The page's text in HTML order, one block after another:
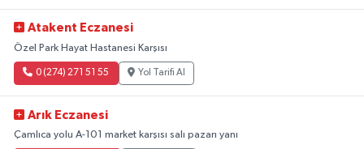
Atakent Eczanesi
Özel Park Hayat Hastanesi Karşısı
0 (274) 271 51 55 Yol Tarifi Al
Arık Eczanesi
Çamlıca yolu A-101 market karşısı salı pazarı yanı